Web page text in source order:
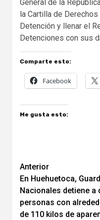
General de la
la Cartilla de
Detención y llenar el
Detenciones con sus
Comparte esto:
Facebook
Me gusta esto:
Navegación
de
entradas
Anterior
En Huehuetoca,
Nacionales detiene a
personas con
de 110 kilos de